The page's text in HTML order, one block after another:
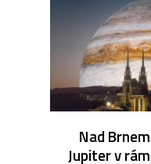
Nad
Jupiter v